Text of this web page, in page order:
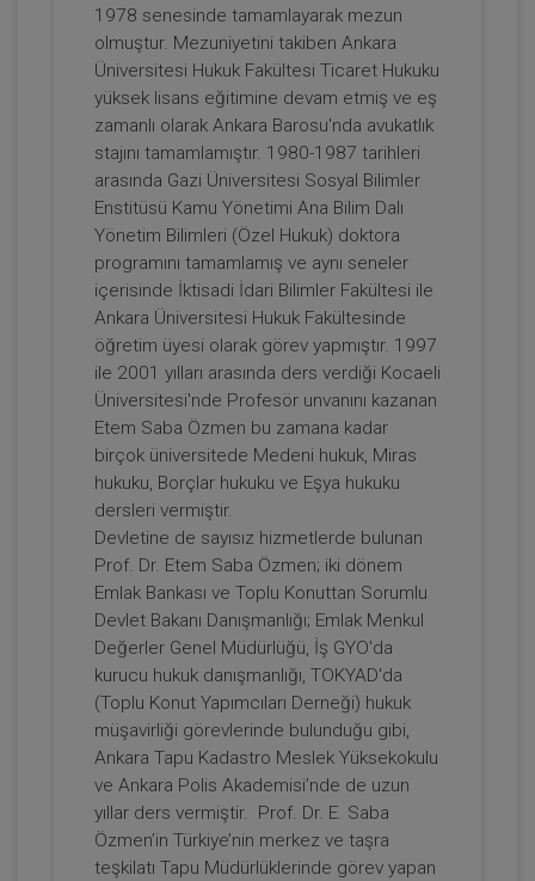
Prof. Dr. Etem Saba ÖZMEN
Kamulaştırma Kanunu 10/XIV ve 14/Son
Fıkra Hükümlerinin İptaline Bağlı
Sonuçlar Video Kaydı
ARMAĞANIMIZDIR
Sepete Ekle
Devre Mülk Hakkının Emeklinin Emlak
Vergisi Muafiyetini Kaldırması ve 7464
Sayılı Kanun Uyarınca Günübirlik
Kiralanmasına Dayalı Yanılgılar Video
Eğitimi
300 TL Sepete Ekle
1978 senesinde tamamlayarak mezun
olmuştur. Mezuniyetini takiben Ankara
Üniversitesi Hukuk Fakültesi Ticaret Hukuku
yüksek lisans eğitimine devam etmiş ve eş
zamanlı olarak Ankara Barosu'nda avukatlık
stajını tamamlamıştır. 1980-1987 tarihleri
arasında Gazi Üniversitesi Sosyal Bilimler
Enstitüsü Kamu Yönetimi Ana Bilim Dalı
Yönetim Bilimleri (Özel Hukuk) doktora
programını tamamlamış ve aynı seneler
içerisinde İktisadi İdari Bilimler Fakültesi ile
Ankara Üniversitesi Hukuk Fakültesinde
öğretim üyesi olarak görev yapmıştır. 1997
ile 2001 yılları arasında ders verdiği Kocaeli
Üniversitesi'nde Profesör unvanını kazanan
Etem Saba Özmen bu zamana kadar
birçok üniversitede Medeni hukuk, Miras
hukuku, Borçlar hukuku ve Eşya hukuku
dersleri vermiştir.
Devletine de sayısız hizmetlerde bulunan
Prof. Dr. Etem Saba Özmen; iki dönem
Emlak Bankası ve Toplu Konuttan Sorumlu
Devlet Bakanı Danışmanlığı; Emlak Menkul
Değerler Genel Müdürlüğü, İş GYO'da
kurucu hukuk danışmanlığı, TOKYAD'da
(Toplu Konut Yapımcıları Derneği) hukuk
müşavirliği görevlerinde bulunduğu gibi,
Ankara Tapu Kadastro Meslek Yüksekokulu
ve Ankara Polis Akademisi’nde de uzun
yıllar ders vermiştir. Prof. Dr. E. Saba
Özmen’in Türkiye’nin merkez ve taşra
teşkilatı Tapu Müdürlüklerinde görev yapan